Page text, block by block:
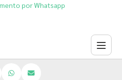
por Whatsapp